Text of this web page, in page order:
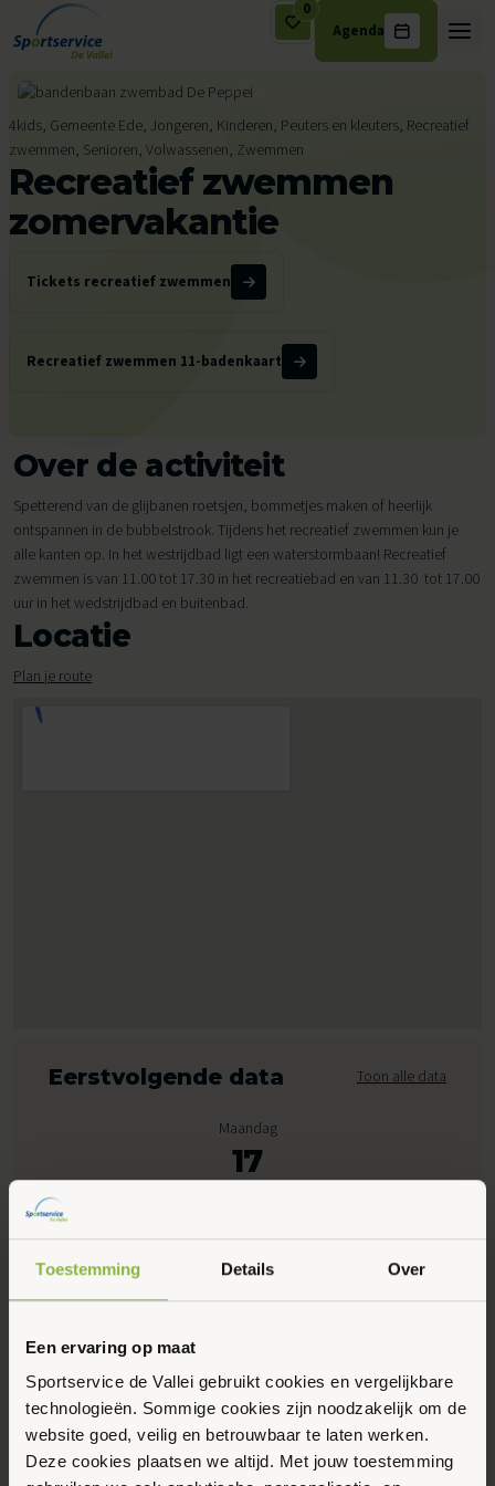
Toestemming Details Over
Een ervaring op maat
Sportservice de Vallei gebruikt cookies en vergelijkbare
technologieën. Sommige cookies zijn noodzakelijk om de
website goed, veilig en betrouwbaar te laten werken.
Deze cookies plaatsen we altijd. Met jouw toestemming
Ga naar de inhoud
0
Agenda
4kids, Gemeente Ede, Jongeren, Kinderen, Peuters en kleuters, Recreatief
zwemmen, Senioren, Volwassenen, Zwemmen
Recreatief zwemmen
zomervakantie
Tickets recreatief zwemmen
Recreatief zwemmen 11-badenkaart
Over de activiteit
Spetterend van de glijbanen roetsjen, bommetjes maken of heerlijk
ontspannen in de bubbelstrook. Tijdens het recreatief zwemmen kun je
alle kanten op. In het westrijdbad ligt een waterstormbaan! Recreatief
zwemmen is van 11.00 tot 17.30 in het recreatiebad en van 11.30 tot 17.00
uur in het wedstrijdbad en buitenbad.
Locatie
Plan je route
Eerstvolgende data Toon alle data
Maandag
17
11:00 - 17:30
Gerelateerde activiteiten